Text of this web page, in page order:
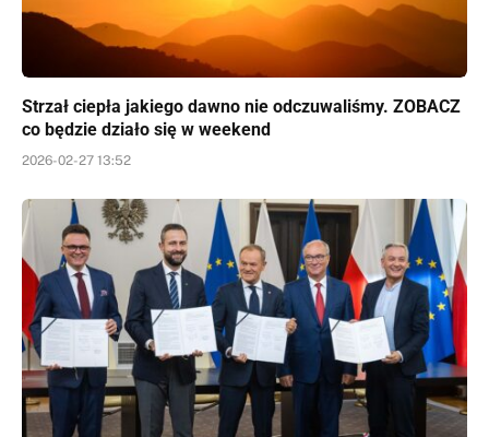
Strzał ciepła jakiego dawno nie odczuwaliśmy. ZOBACZ
co będzie działo się w weekend
2026-02-27 13:52